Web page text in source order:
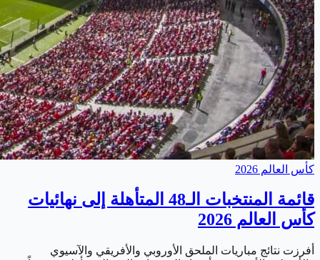
كأس العالم 2026
قائمة المنتخبات الـ48 المتأهلة إلى نهائيات
كأس العالم 2026
أفرزت نتائج مباريات الملحق الأوروبي والأفريقي والآسيوي